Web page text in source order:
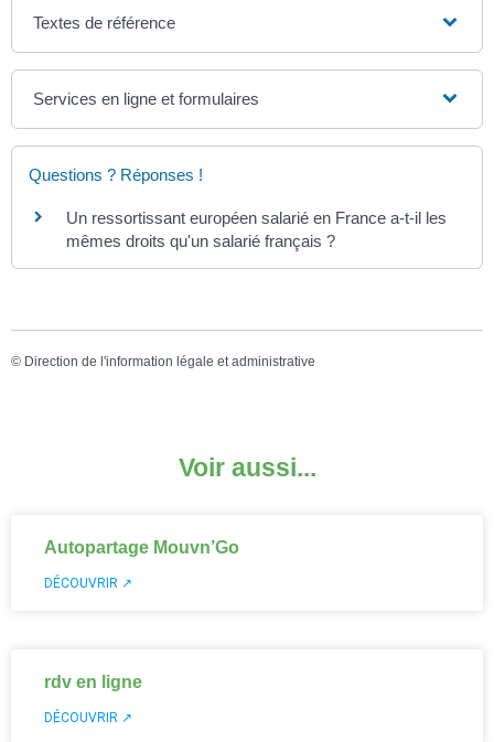
Textes de référence
Services en ligne et formulaires
Questions ? Réponses !
Un ressortissant européen salarié en France a-t-il les
mêmes droits qu'un salarié français ?
© Direction de l'information légale et administrative
Voir aussi...
Autopartage Mouvn’Go
DÉCOUVRIR ↗
rdv en ligne
DÉCOUVRIR ↗